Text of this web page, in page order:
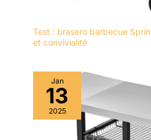
Test : brasero barbecue
et convivialité
Jan
13
2025